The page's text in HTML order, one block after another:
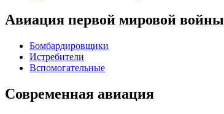
Авиация первой мировой войны
Бомбардировщики
Истребители
Вспомогательные
Современная авиация